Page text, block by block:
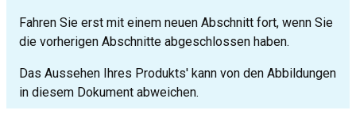
Fahren Sie erst mit einem neuen Abschnitt fort, wenn Sie
die vorherigen Abschnitte abgeschlossen haben.
Das Aussehen Ihres Produkts' kann von den Abbildungen
in diesem Dokument abweichen.